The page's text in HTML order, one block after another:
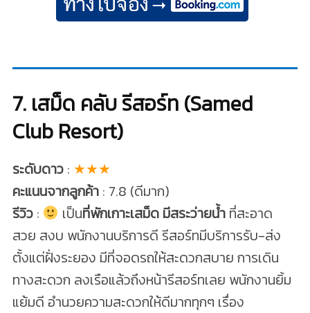
7. เสม็ด คลับ รีสอร์ท (Samed
Club Resort)
ระดับดาว: ★★★
คะแนนจากลูกค้า : 7.8 (ดีมาก)
รีวิว: เป็นที่พักเกาะเสม็ด มีสระว่ายน้ำที่สะอาด
สวย สงบ พนักงานบริการดี รีสอร์ทมีบริการรับ-ส่ง
ตั้งแต่ฝั่งระยอง มีที่จอดรถให้สะดวกสบาย การเดิน
ทางสะดวก ลงเรือแล้วถึงหน้ารีสอร์ทเลย พนักงานยิ้ม
แย้มดี อำนวยความสะดวกให้ดีมากทุกๆ เรื่อง